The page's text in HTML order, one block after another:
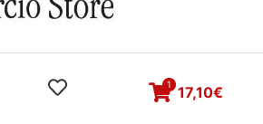
17,10€
1